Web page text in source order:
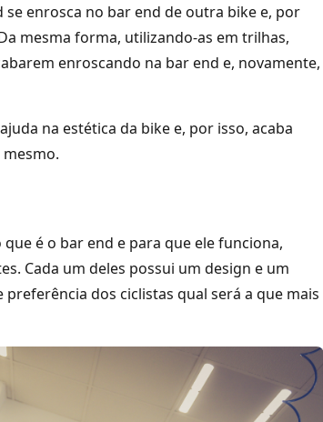
enrosca no bar end de outra bike e, por
mesma forma, utilizando-as em trilhas,
enroscando na bar end e, novamente,
na estética da bike e, por isso, acaba
é o bar end e para que ele funciona,
Cada um deles possui um design e um
dos ciclistas qual será a que mais